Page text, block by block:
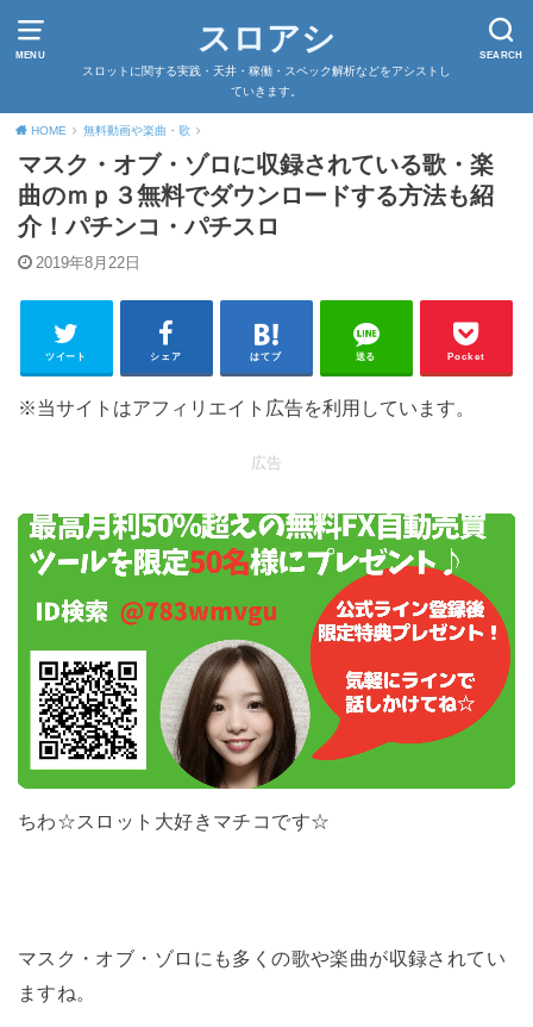
MENU SEARCH
スロアシ
スロットに関する実践・天井・稼働・スペック解析などをアシストし
ていきます。
HOME 無料動画や楽曲・歌
マスク・オブ・ゾロに収録されている歌・楽
曲のｍｐ３無料でダウンロードする方法も紹
介！パチンコ・パチスロ
2019年8月22日
ツイート シェア はてブ 送る Pocket
※当サイトはアフィリエイト広告を利用しています。
広告
ちわ☆スロット大好きマチコです☆
マスク・オブ・ゾロにも多くの歌や楽曲が収録されてい
ますね。